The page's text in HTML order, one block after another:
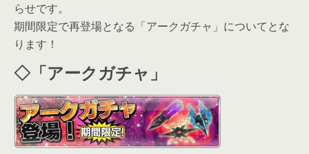
らせです。
期間限定で再登場となる「アークガチャ」についてとな
ります！
◇「アークガチャ」